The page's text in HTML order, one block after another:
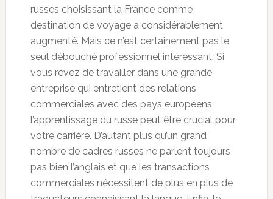
russes choisissant la France comme
destination de voyage a considérablement
augmenté. Mais ce n’est certainement pas le
seul débouché professionnel intéressant. Si
vous rêvez de travailler dans une grande
entreprise qui entretient des relations
commerciales avec des pays européens,
l’apprentissage du russe peut être crucial pour
votre carrière. D’autant plus qu’un grand
nombre de cadres russes ne parlent toujours
pas bien l’anglais et que les transactions
commerciales nécessitent de plus en plus de